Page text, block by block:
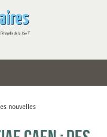
nouvelles